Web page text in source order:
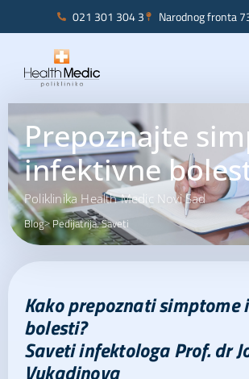
021 301 304 3 Narodnog fronta
Prepoznajte
infektivne
Poliklinika Health Medic Novi Sad
Blog>Pedijatrija,Saveti
Kako prepoznati simptome
bolesti?
Saveti infektologa Prof. dr
Vukadinova